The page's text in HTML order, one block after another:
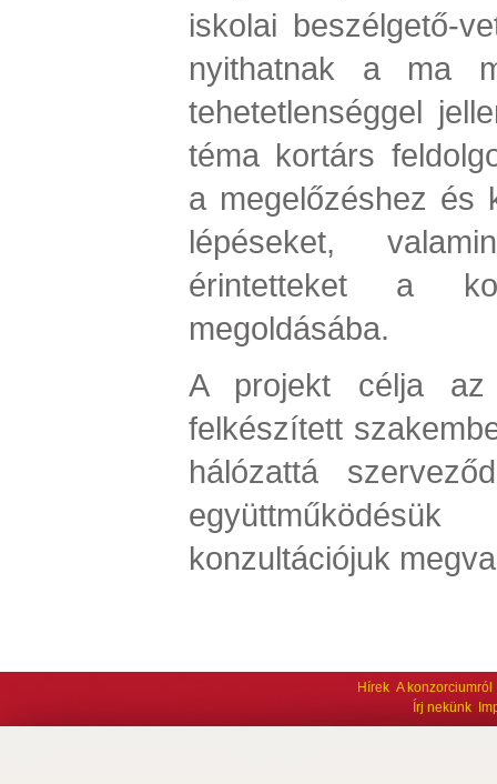
iskolai beszélgető-
nyithatnak a ma
tehetetlenséggel
téma kortárs
a megelőzéshez és
lépéseket,
érintetteket a
megoldásába.
A projekt célja
felkészített
hálózattá
konzultációjuk
Hírek A konzorciumról
Írj nekünk